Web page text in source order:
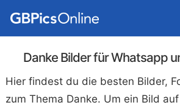
Danke Bilder für Whatsapp
Hier findest du die besten Bilder,
zum Thema Danke. Um ein Bild